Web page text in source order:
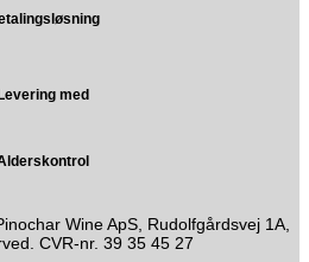
Levering med
Wine ApS, Rudolfgårdsvej 1A,
CVR-nr. 39 35 45 27